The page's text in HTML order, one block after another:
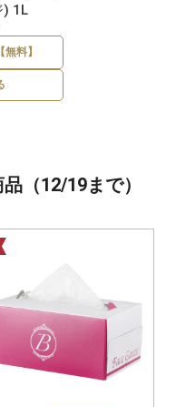
) 1L
料】
（12/19まで）